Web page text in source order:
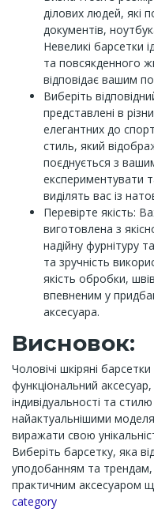
ділових людей, які
документів,
Невеликі барсетки
та повсякденного
відповідає вашим
Виберіть
представлені в
елегантних до
стиль, який
поєднується з
експериментувати
виділять вас із
Перевірте якість:
виготовлена з
надійну фурнітуру
та зручність
якість обробки,
впевненим у
аксесуара.
Висновок:
Чоловічі шкіряні
функціональний
індивідуальності та
найактуальнішими
виражати свою
Виберіть барсетку, яка
уподобанням та
практичним аксесуаром
Channel
category